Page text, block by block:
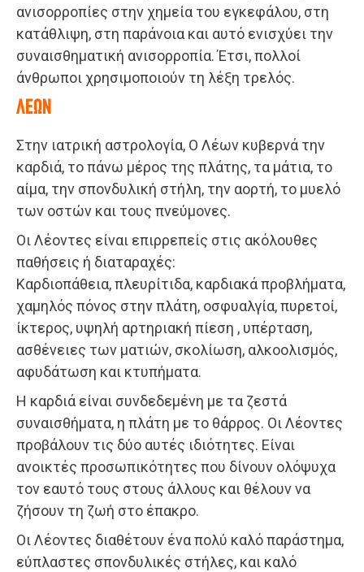
ανισορροπίες στην χημεία του εγκεφάλου, στη
κατάθλιψη, στη παράνοια και αυτό ενισχύει την
συναισθηματική ανισορροπία. Έτσι, πολλοί
άνθρωποι χρησιμοποιούν τη λέξη τρελός.
ΛΕΩΝ
Στην ιατρική αστρολογία, Ο Λέων κυβερνά την
καρδιά, το πάνω μέρος της πλάτης, τα μάτια, το
αίμα, την σπονδυλική στήλη, την αορτή, το μυελό
των οστών και τους πνεύμονες.
Οι Λέοντες είναι επιρρεπείς στις ακόλουθες
παθήσεις ή διαταραχές:
Καρδιοπάθεια, πλευρίτιδα, καρδιακά προβλήματα,
χαμηλός πόνος στην πλάτη, οσφυαλγία, πυρετοί,
ίκτερος, υψηλή αρτηριακή πίεση , υπέρταση,
ασθένειες των ματιών, σκολίωση, αλκοολισμός,
αφυδάτωση και κτυπήματα.
Η καρδιά είναι συνδεδεμένη με τα ζεστά
συναισθήματα, η πλάτη με το θάρρος. Οι Λέοντες
προβάλουν τις δύο αυτές ιδιότητες. Είναι
ανοικτές προσωπικότητες που δίνουν ολόψυχα
τον εαυτό τους στους άλλους και θέλουν να
ζήσουν τη ζωή στο έπακρο.
Οι Λέοντες διαθέτουν ένα πολύ καλό παράστημα,
εύπλαστες σπονδυλικές στήλες, και καλό